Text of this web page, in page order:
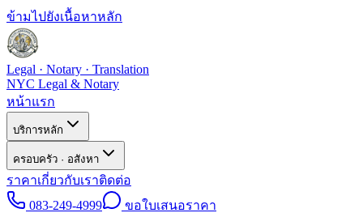
ข้ามไปยังเนื้อหาหลัก
Legal · Notary · Translation
NYC Legal & Notary
หน้าแรก
บริการหลัก
ครอบครัว · อสังหา
ราคาเกี่ยวกับเราติดต่อ
083-249-4999
ขอใบเสนอราคา